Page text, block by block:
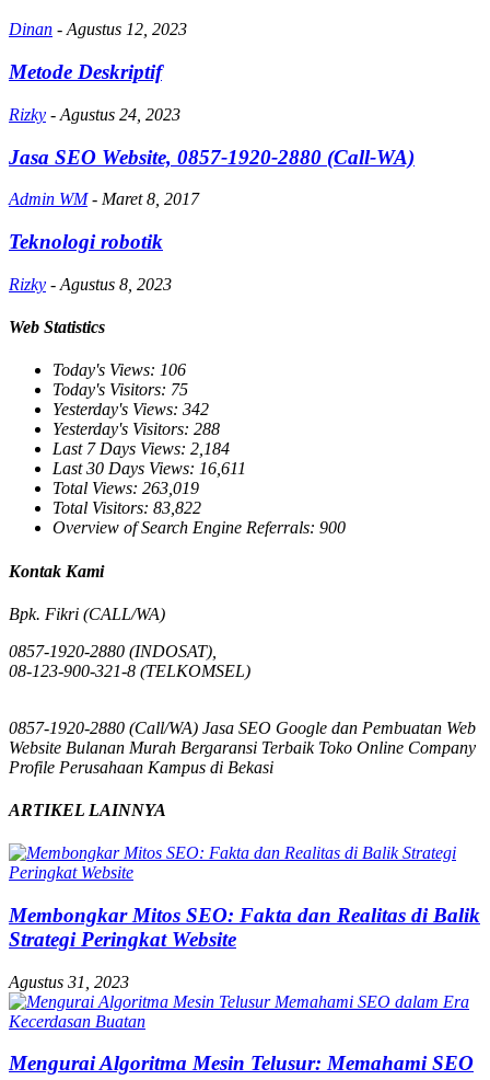
Dinan - Agustus 12, 2023
Metode Deskriptif
Rizky - Agustus 24, 2023
Jasa SEO Website, 0857-1920-2880 (Call-WA)
Admin WM - Maret 8, 2017
Teknologi robotik
Rizky - Agustus 8, 2023
Web Statistics
Today's Views: 106
Today's Visitors: 75
Yesterday's Views: 342
Yesterday's Visitors: 288
Last 7 Days Views: 2,184
Last 30 Days Views: 16,611
Total Views: 263,019
Total Visitors: 83,822
Overview of Search Engine Referrals: 900
Kontak Kami
Bpk. Fikri (CALL/WA)
0857-1920-2880 (INDOSAT),
08-123-900-321-8 (TELKOMSEL)
0857-1920-2880 (Call/WA) Jasa SEO Google dan Pembuatan Web
Website Bulanan Murah Bergaransi Terbaik Toko Online Company
Profile Perusahaan Kampus di Bekasi
ARTIKEL LAINNYA
Membongkar Mitos SEO: Fakta dan Realitas di Balik
Strategi Peringkat Website
Agustus 31, 2023
Mengurai Algoritma Mesin Telusur: Memahami SEO